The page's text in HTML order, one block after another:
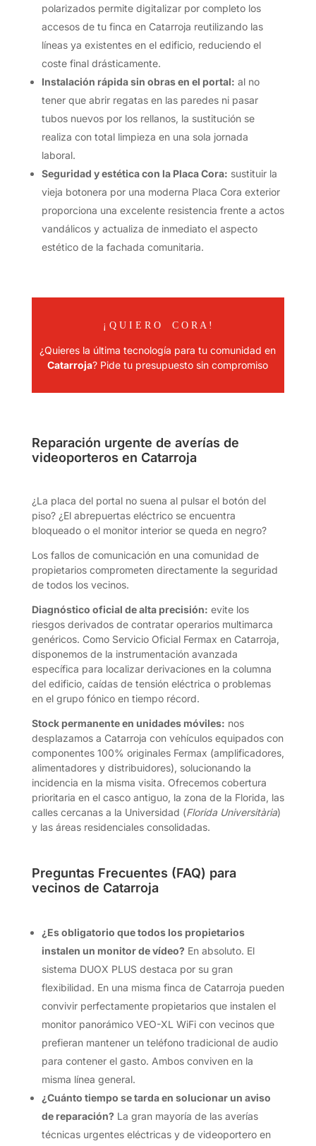
polarizados permite digitalizar por completo los
accesos de tu finca en Catarroja reutilizando las
líneas ya existentes en el edificio, reduciendo el
coste final drásticamente.
Instalación rápida sin obras en el portal: al no
tener que abrir regatas en las paredes ni pasar
tubos nuevos por los rellanos, la sustitución se
realiza con total limpieza en una sola jornada
laboral.
Seguridad y estética con la Placa Cora: sustituir la
vieja botonera por una moderna Placa Cora exterior
proporciona una excelente resistencia frente a actos
vandálicos y actualiza de inmediato el aspecto
estético de la fachada comunitaria.
¡ Q U I E R O C O R A !
¿Quieres la última tecnología para tu comunidad en
Catarroja? Pide tu presupuesto sin compromiso
Reparación urgente de averías de
videoporteros en Catarroja
¿La placa del portal no suena al pulsar el botón del
piso? ¿El abrepuertas eléctrico se encuentra
bloqueado o el monitor interior se queda en negro?
Los fallos de comunicación en una comunidad de
propietarios comprometen directamente la seguridad
de todos los vecinos.
Diagnóstico oficial de alta precisión: evite los
riesgos derivados de contratar operarios multimarca
genéricos. Como Servicio Oficial Fermax en Catarroja,
disponemos de la instrumentación avanzada
específica para localizar derivaciones en la columna
del edificio, caídas de tensión eléctrica o problemas
en el grupo fónico en tiempo récord.
Stock permanente en unidades móviles: nos
desplazamos a Catarroja con vehículos equipados con
componentes 100% originales Fermax (amplificadores,
alimentadores y distribuidores), solucionando la
incidencia en la misma visita. Ofrecemos cobertura
prioritaria en el casco antiguo, la zona de la Florida, las
calles cercanas a la Universidad (Florida Universitària)
y las áreas residenciales consolidadas.
Preguntas Frecuentes (FAQ) para
vecinos de Catarroja
¿Es obligatorio que todos los propietarios
instalen un monitor de vídeo? En absoluto. El
sistema DUOX PLUS destaca por su gran
flexibilidad. En una misma finca de Catarroja pueden
convivir perfectamente propietarios que instalen el
monitor panorámico VEO-XL WiFi con vecinos que
prefieran mantener un teléfono tradicional de audio
para contener el gasto. Ambos conviven en la
misma línea general.
¿Cuánto tiempo se tarda en solucionar un aviso
de reparación? La gran mayoría de las averías
técnicas urgentes eléctricas y de videoportero en